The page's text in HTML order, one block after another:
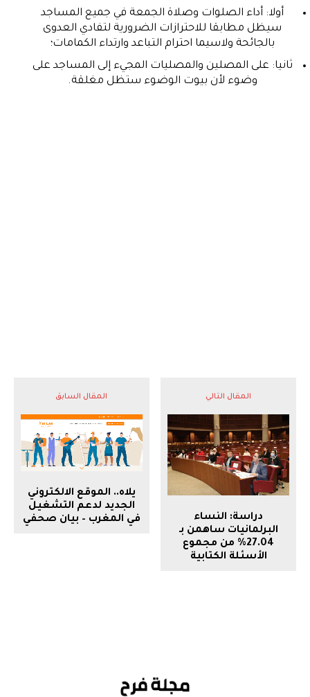
أولا: أداء الصلوات وصلاة الجمعة في جميع المساجد
سيظل مطابقا للاحترازات الضرورية لتفادي العدوى
بالجائحة ولاسيما احترام التباعد وارتداء الكمامات؛
ثانيا: على المصلين والمصليات المجيء إلى المساجد على
وضوء لأن بيوت الوضوء ستظل مغلقة.
المقال السابق
يلاه.. الموقع الالكتروني
الجديد لدعم التشغيل
في المغرب – بيان صحفي
المقال التالي
دراسة: النساء
البرلمانيات ساهمن بـ
27.04% من مجموع
الأسئلة الكتابية